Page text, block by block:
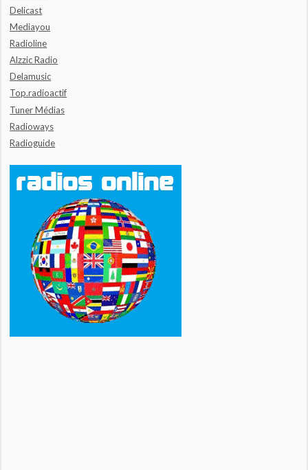
Delicast
Mediayou
Radioline
Alzzic Radio
Delamusic
Top.radioactif
Tuner Médias
Radioways
Radioguide